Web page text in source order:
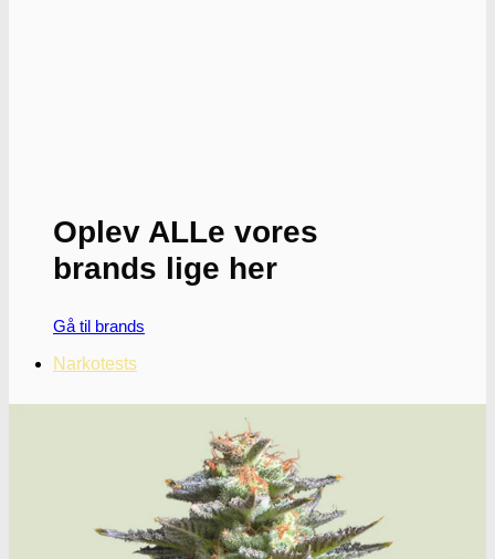
Oplev ALLe vores
brands lige her
Gå til brands
Narkotests
Narkotests